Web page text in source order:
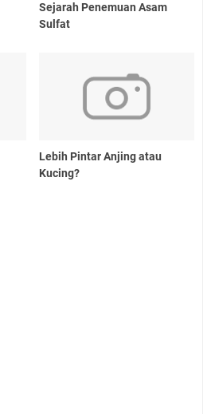
Sejarah Penemuan Asam
Sulfat
Lebih Pintar Anjing atau
Kucing?